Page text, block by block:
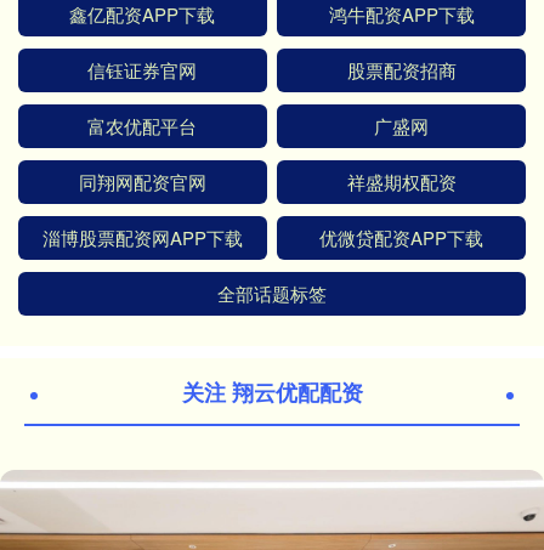
鑫亿配资APP下载 鸿牛配资APP下载
信钰证券官网 股票配资招商
富农优配平台 广盛网
同翔网配资官网 祥盛期权配资
淄博股票配资网APP下载 优微贷配资APP下载
全部话题标签
关注 翔云优配配资